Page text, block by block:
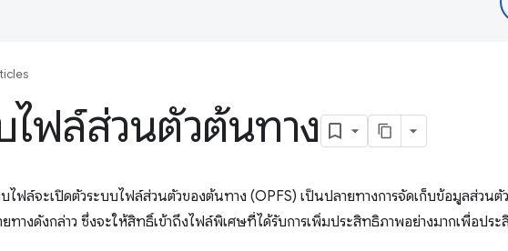
ไฟล์ส่วนตัวต้นทาง
ไฟล์จะเปิดตัวระบบไฟล์ส่วนตัวของต้นทาง (OPFS) เป็นปลายทางการจัดเก็บข้อมูลส่วน
ทางดังกล่าว ซึ่งจะให้สิทธิ์เข้าถึงไฟล์พิเศษที่ได้รับการเพิ่มประสิทธิภาพอย่างมากเพื่อปร